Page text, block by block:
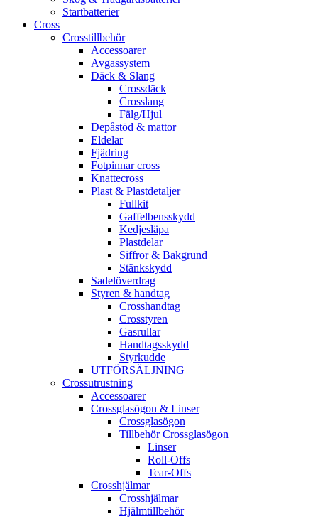
Startbatterier
Cross
Crosstillbehör
Accessoarer
Avgassystem
Däck & Slang
Crossdäck
Crosslang
Fälg/Hjul
Depåstöd & mattor
Eldelar
Fjädring
Fotpinnar cross
Knattecross
Plast & Plastdetaljer
Fullkit
Gaffelbensskydd
Kedjesläpa
Plastdelar
Siffror & Bakgrund
Stänkskydd
Sadelöverdrag
Styren & handtag
Crosshandtag
Crosstyren
Gasrullar
Handtagsskydd
Styrkudde
UTFÖRSÄLJNING
Crossutrustning
Accessoarer
Crossglasögon & Linser
Crossglasögon
Tillbehör Crossglasögon
Linser
Roll-Offs
Tear-Offs
Crosshjälmar
Crosshjälmar
Hjälmtillbehör